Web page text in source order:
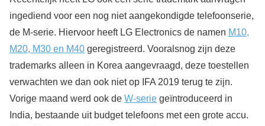
ingediend voor een nog niet aangekondigde telefoonserie,
de M-serie. Hiervoor heeft LG Electronics de namen M10,
M20, M30 en M40 geregistreerd. Vooralsnog zijn deze
trademarks alleen in Korea aangevraagd, deze toestellen
verwachten we dan ook niet op IFA 2019 terug te zijn.
Vorige maand werd ook de W-serie geïntroduceerd in
India, bestaande uit budget telefoons met een grote accu.